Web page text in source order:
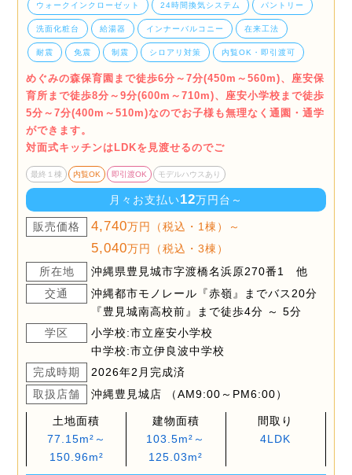
ウォークインクローゼット 24時間換気システム パントリー
洗面化粧台 給湯器 インナーバルコニー 在来工法
耐震 免震 制震 シロアリ対策 内覧OK・即引渡可
めぐみの森保育園まで徒歩6分～7分(450m～560m)、座安保
育所まで徒歩8分～9分(600m～710m)、座安小学校まで徒歩
5分～7分(400m～510m)なのでお子様も無理なく通園・通学
ができます。
対面式キッチンはLDKを見渡せるのでご
最終１棟 内覧OK 即引渡OK モデルハウスあり
月々お支払い12万円台～
販売価格 4,740万円（税込・1棟）～
5,040万円（税込・3棟）
所在地
沖縄県豊見城市字渡橋名浜原270番1 他
交通
沖縄都市モノレール『赤嶺』までバス20分
『豊見城南高校前』まで徒歩4分 ～ 5分
学区
小学校:市立座安小学校
中学校:市立伊良波中学校
完成時期
2026年2月完成済
取扱店舗
沖縄豊見城店 （AM9:00～PM6:00）
土地面積
77.15m²～
150.96m²
建物面積
103.5m²～
125.03m²
間取り
4LDK